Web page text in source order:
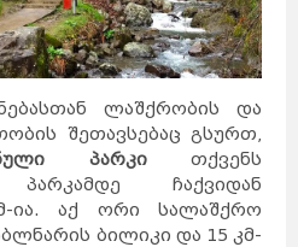
ლაშქრობის და
შეთავსებაც გსურთ,
პარკითქვენს
პარკამდე ჩაქვიდან
ია. აქ ორი სალაშქრო
ბილიკი და 15 კმ-